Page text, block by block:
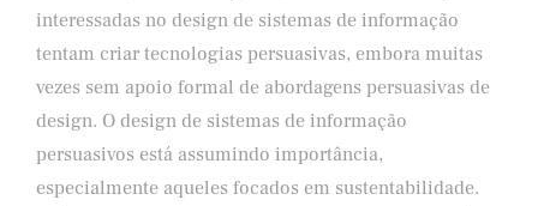
interessadas no design de sistemas de informação
tentam criar tecnologias persuasivas, embora muitas
vezes sem apoio formal de abordagens persuasivas de
design. O design de sistemas de informação
persuasivos está assumindo importância,
especialmente aqueles focados em sustentabilidade.